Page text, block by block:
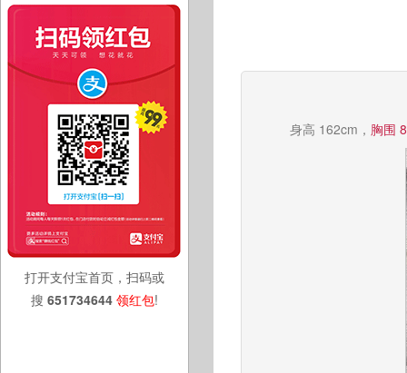
打开支付宝首页，扫码或
搜 651734644 领红包!
身高 162cm， 胸围